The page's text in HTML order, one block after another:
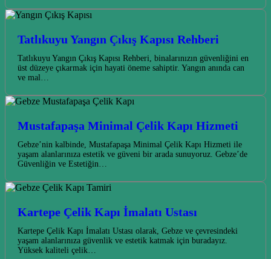
Tatlıkuyu Yangın Çıkış Kapısı Rehberi
Tatlıkuyu Yangın Çıkış Kapısı Rehberi, binalarınızın güvenliğini en
üst düzeye çıkarmak için hayati öneme sahiptir. Yangın anında can
ve mal…
Mustafapaşa Minimal Çelik Kapı Hizmeti
Gebze’nin kalbinde, Mustafapaşa Minimal Çelik Kapı Hizmeti ile
yaşam alanlarınıza estetik ve güveni bir arada sunuyoruz. Gebze’de
Güvenliğin ve Estetiğin…
Kartepe Çelik Kapı İmalatı Ustası
Kartepe Çelik Kapı İmalatı Ustası olarak, Gebze ve çevresindeki
yaşam alanlarınıza güvenlik ve estetik katmak için buradayız.
Yüksek kaliteli çelik…